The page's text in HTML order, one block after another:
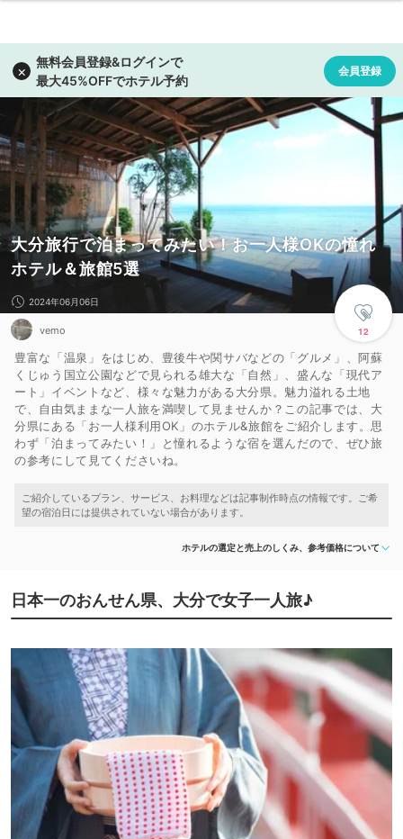
大分旅行で泊まってみたい！お一人様OKの憧れ
ホテル＆旅館5選
12
2024年06月06日
vemo
豊富な「温泉」をはじめ、豊後牛や関サバなどの「グルメ」、阿蘇
くじゅう国立公園などで見られる雄大な「自然」、盛んな「現代ア
ート」イベントなど、様々な魅力がある大分県。魅力溢れる土地
で、自由気ままな一人旅を満喫して見ませんか？この記事では、大
分県にある「お一人様利用OK」のホテル&旅館をご紹介します。思
わず「泊まってみたい！」と憧れるような宿を選んだので、ぜひ旅
の参考にして見てくださいね。
ホテルの選定と売上のしくみ、参考価格について
日本一のおんせん県、大分で女子一人旅♪